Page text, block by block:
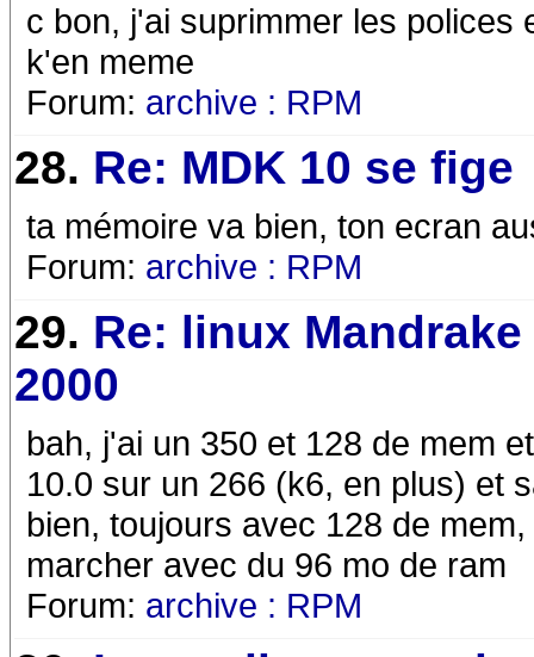
c bon, j'ai suprimmer les polices
k'en meme
Forum: archive : RPM
28. Re: MDK 10 se fige
ta mémoire va bien, ton ecran
Forum: archive : RPM
29. Re: linux
2000
bah, j'ai un 350 et 128 de mem
10.0 sur un 266 (k6, en plus) et
bien, toujours avec 128 de
marcher avec du 96 mo de ram
Forum: archive : RPM